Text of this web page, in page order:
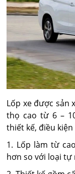
Lốp xe được sản
thọ cao từ 6 –
thiết kế, điều
1. Lốp làm từ
hơn so với loại tự